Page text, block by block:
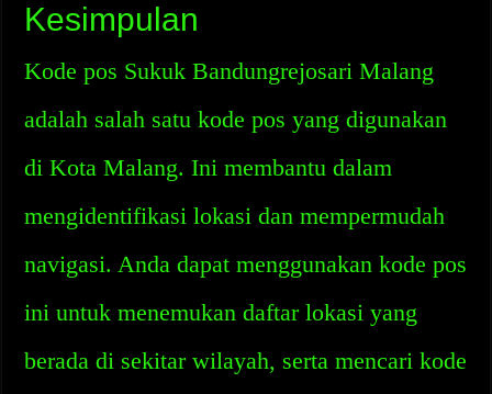
Kesimpulan
Kode pos Sukuk Bandungrejosari Malang
adalah salah satu kode pos yang digunakan
di Kota Malang. Ini membantu dalam
mengidentifikasi lokasi dan mempermudah
navigasi. Anda dapat menggunakan kode pos
ini untuk menemukan daftar lokasi yang
berada di sekitar wilayah, serta mencari kode